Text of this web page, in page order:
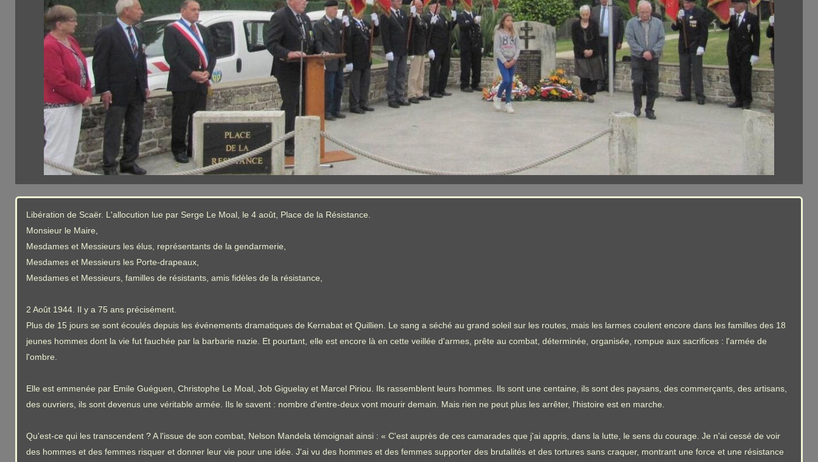
Libération de Scaër. L'allocution lue par Serge Le Moal, le 4 août, Place de la Résistance.
Monsieur le Maire,
Mesdames et Messieurs les élus, représentants de la gendarmerie,
Mesdames et Messieurs les Porte-drapeaux,
Mesdames et Messieurs, familles de résistants, amis fidèles de la résistance,
2 Août 1944. Il y a 75 ans précisément.
Plus de 15 jours se sont écoulés depuis les événements dramatiques de Kernabat et Quillien. Le sang a séché au grand soleil sur les routes, mais les larmes coulent encore dans les familles des 18
jeunes hommes dont la vie fut fauchée par la barbarie nazie. Et pourtant, elle est encore là en cette veillée d'armes, prête au combat, déterminée, organisée, rompue aux sacrifices : l'armée de
l'ombre.
Elle est emmenée par Emile Guéguen, Christophe Le Moal, Job Giguelay et Marcel Piriou. Ils rassemblent leurs hommes. Ils sont une centaine, ils sont des paysans, des commerçants, des artisans,
des ouvriers, ils sont devenus une véritable armée. Ils le savent : nombre d'entre-deux vont mourir demain. Mais rien ne peut plus les arrêter, l'histoire est en marche.
Qu'est-ce qui les transcendent ? A l'issue de son combat, Nelson Mandela témoignait ainsi : « C'est auprès de ces camarades que j'ai appris, dans la lutte, le sens du courage. Je n'ai cessé de voir
des hommes et des femmes risquer et donner leur vie pour une idée. J'ai vu des hommes et des femmes supporter des brutalités et des tortures sans craquer, montrant une force et une résistance